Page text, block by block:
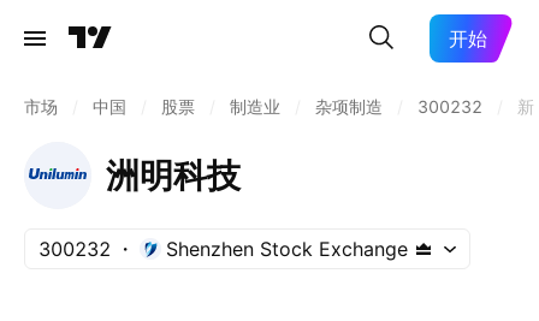
开始
市场 中国 股票 制造业 杂项制造 300232 新
洲明科技
300232 Shenzhen Stock Exchange